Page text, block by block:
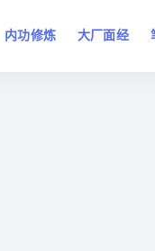
内功修炼 大厂面经